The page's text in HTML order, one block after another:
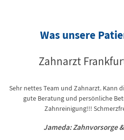
Was unsere
Zahnarzt
Sehr nettes Team und Zahnarzt. Kann
gute Beratung und persönliche
Zahnreinigung!!!
Jameda: Zahnvorsorge